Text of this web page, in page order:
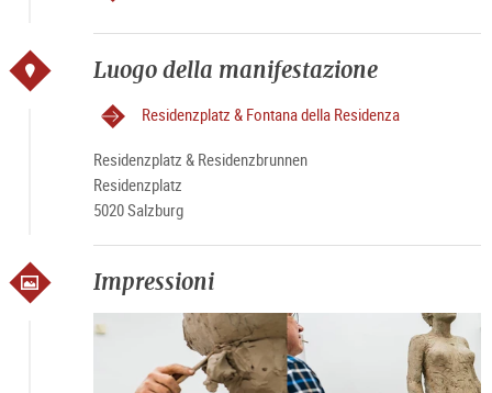
Luogo della manifestazione
Residenzplatz & Fontana della Residenza
Residenzplatz & Residenzbrunnen
Residenzplatz
5020 Salzburg
Impressioni